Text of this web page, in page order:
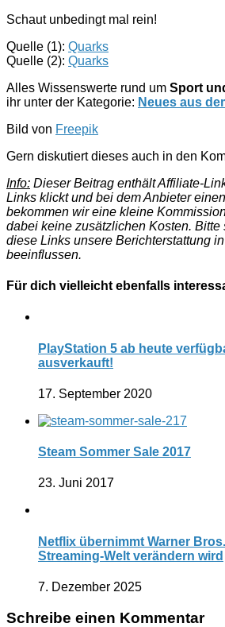
Schaut unbedingt mal rein!
Quelle (1): Quarks
Quelle (2): Quarks
Alles Wissenswerte rund um Sport
ihr unter der Kategorie: Neues aus
Bild von Freepik
Gern diskutiert dieses auch in den
Info: Dieser Beitrag enthält Affiliate-
Links klickt und bei dem Anbieter
bekommen wir eine kleine
dabei keine zusätzlichen Kosten. Bitte
diese Links unsere Berichterstattung
beeinflussen.
Für dich vielleicht ebenfalls
PlayStation 5 ab heute
ausverkauft!
17. September 2020
Steam Sommer Sale 2017
23. Juni 2017
Netflix übernimmt Warner
Streaming-Welt verändern wird
7. Dezember 2025
Schreibe einen Kommentar